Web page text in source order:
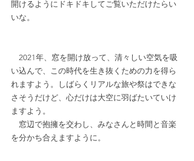
開けるようにドキドキしてご覧いただけたらい
いな。
2021年、窓を開け放って、清々しい空気を吸
い込んで、この時代を生き抜くための力を得ら
れますよう。しばらくリアルな旅や祭はできな
さそうだけど、心だけは大空に羽ばたいていけ
ますよう。
窓辺で抱擁を交わし、みなさんと時間と音楽
を分かち合えますように。